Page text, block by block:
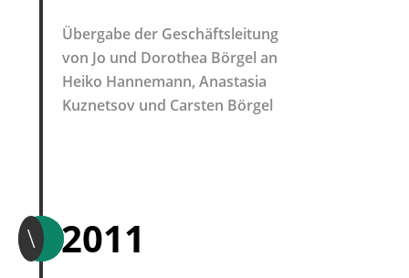
Übergabe der Geschäftsleitung
von Jo und Dorothea Börgel an
Heiko Hannemann, Anastasia
Kuznetsov und Carsten Börgel
\ 2011